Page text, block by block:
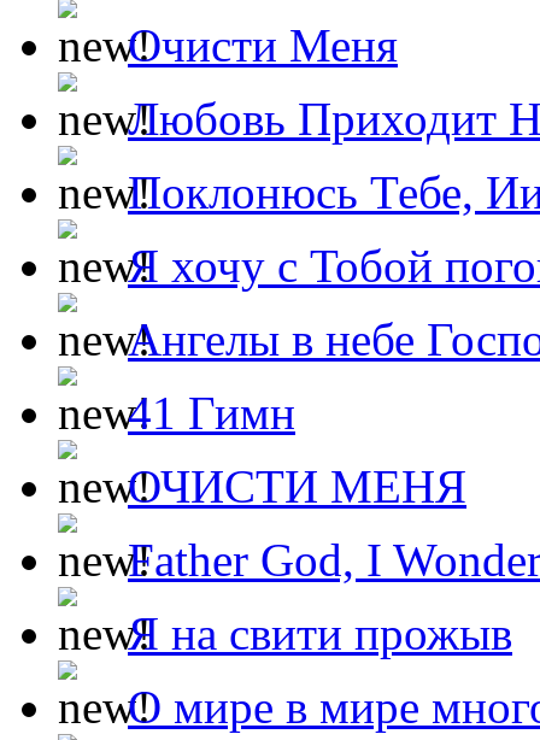
Очисти Меня
Любовь Приходит
Поклонюсь Тебе,
Я хочу с Тобой
Ангелы в небе
41 Гимн
ОЧИСТИ МЕНЯ
Father God, I
Я на свити прожыв
О мире в мире